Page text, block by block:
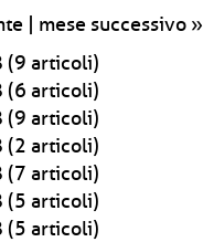
mese successivo »
(9 articoli)
(6 articoli)
(9 articoli)
(2 articoli)
(7 articoli)
(5 articoli)
(5 articoli)